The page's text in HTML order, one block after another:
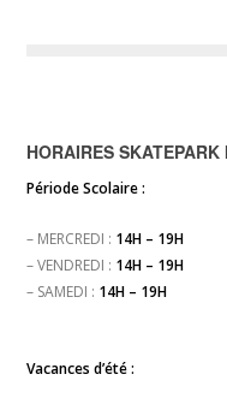
HORAIRES SKATEPARK
Période Scolaire :
– MERCREDI : 14H – 19H
– VENDREDI : 14H – 19H
– SAMEDI : 14H – 19H
Vacances d’été :